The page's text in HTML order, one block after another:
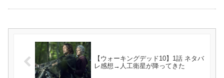
【ウォーキングデッド10】1話 ネタバ
レ感想→人工衛星が降ってきた